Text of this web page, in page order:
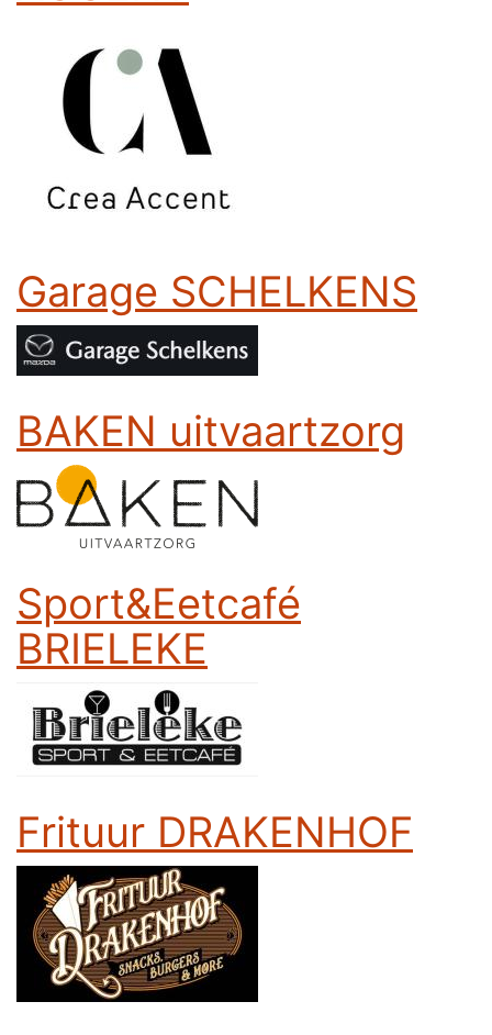
Garage SCHELKENS
BAKEN uitvaartzorg
Sport&Eetcafé
BRIELEKE
Frituur DRAKENHOF